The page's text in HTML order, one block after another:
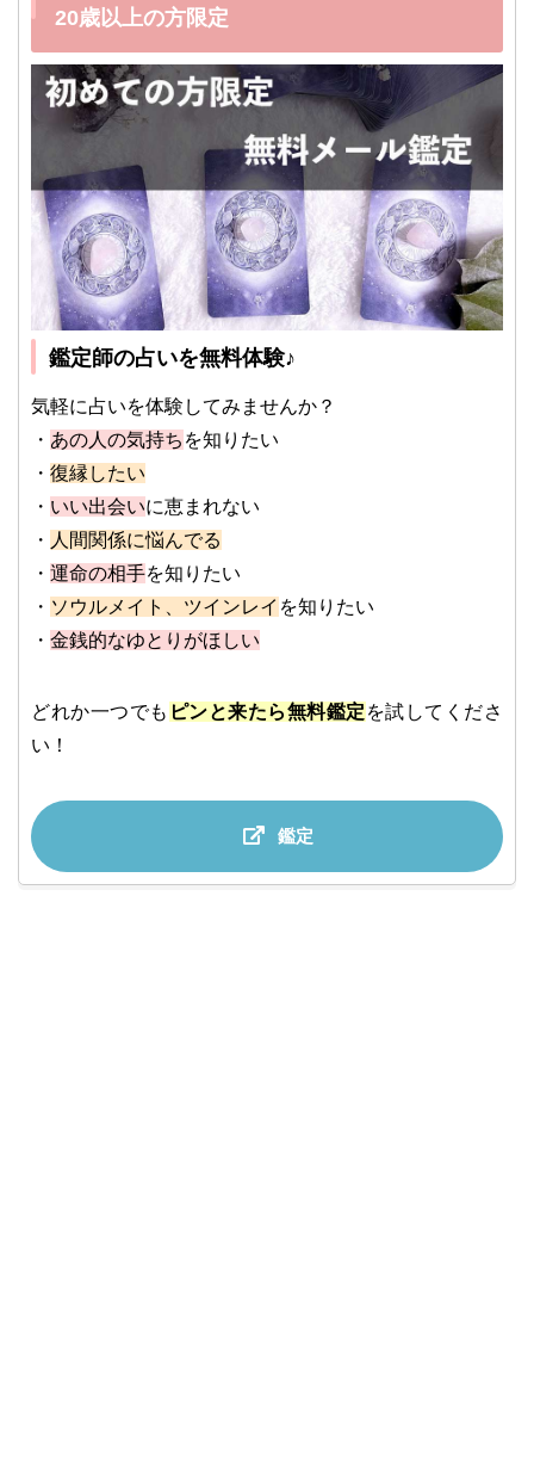
20歳以上の方限定
鑑定師の占いを無料体験♪
気軽に占いを体験してみませんか？
・ あの人の気持ち を知りたい
・ 復縁したい
・ いい出会いに恵まれない
・ 人間関係に悩んでる
・ 運命の相手を知りたい
・ ソウルメイト、ツインレイ を知りたい
・ 金銭的なゆとりがほしい
どれか一つでも ピンと来たら無料鑑定 を試してくださ
い！
鑑定